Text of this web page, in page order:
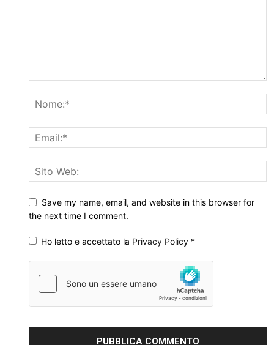
Save my name, email, and website in this browser for
the next time I comment.
Ho letto e accettato la Privacy Policy *